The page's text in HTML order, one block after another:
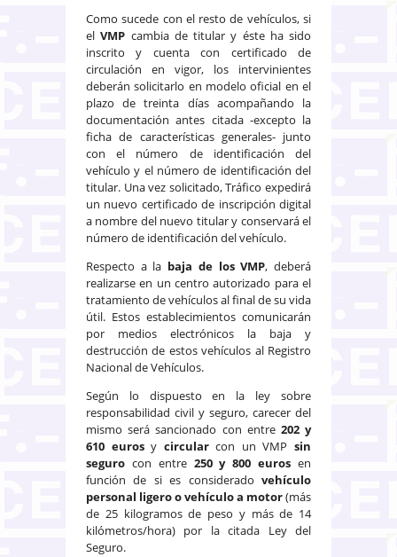
Como sucede con el resto de vehículos, si
elVMP cambia de titular y éste ha sido
inscrito y cuenta con certificado de
circulación en vigor, los intervinientes
deberán solicitarlo en modelo oficial en el
plazo de treinta días acompañando la
documentación antes citada -excepto la
ficha de características generales- junto
con el número de identificación del
vehículo y el número de identificación del
titular. Una vez solicitado, Tráfico expedirá
un nuevo certificado de inscripción digital
a nombre del nuevo titular y conservará el
número de identificación del vehículo.
Respecto a la baja de los VMP, deberá
realizarse en un centro autorizado para el
tratamiento de vehículos al final de su vida
útil. Estos establecimientos comunicarán
por medios electrónicos la baja y
destrucción de estos vehículos al Registro
Nacional de Vehículos.
Según lo dispuesto en la ley sobre
responsabilidad civil y seguro, carecer del
mismo será sancionado con entre 202 y
610 eurosy circularcon un VMPsin
seguro con entre 250 y 800 euros en
función de si es considerado vehículo
personal ligero o vehículo a motor(más
de 25 kilogramos de peso y más de 14
kilómetros/hora) por la citada Ley del
Seguro.